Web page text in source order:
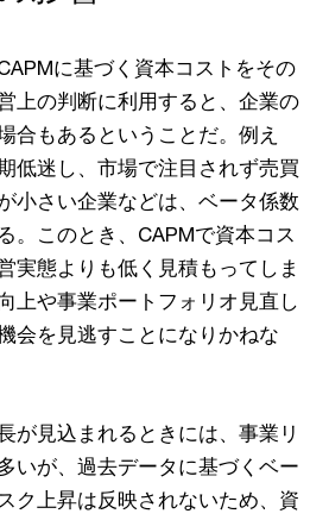
に基づく資本コストをその
上の判断に利⽤すると、企業の
合もあるということだ。例え
低迷し、市場で注⽬されず売買
⼩さい企業などは、ベータ係数
。このとき、CAPMで資本コス
実態よりも低く⾒積もってしま
上や事業ポートフォリオ⾒直し
会を⾒逃すことになりかねな
が⾒込まれるときには、事業リ
いが、過去データに基づくベー
ク上昇は反映されないため、資